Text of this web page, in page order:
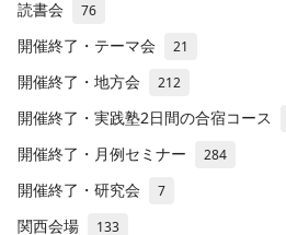
読書会 76
開催終了・テーマ会 21
開催終了・地方会 212
開催終了・実践塾2日間の合宿コース
開催終了・月例セミナー 284
開催終了・研究会 7
関西会場 133